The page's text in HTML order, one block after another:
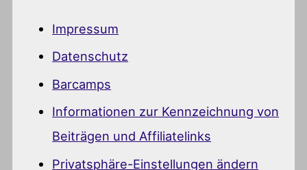
Impressum
Datenschutz
Barcamps
Informationen zur Kennzeichnung von
Beiträgen und Affiliatelinks
Privatsphäre-Einstellungen ändern